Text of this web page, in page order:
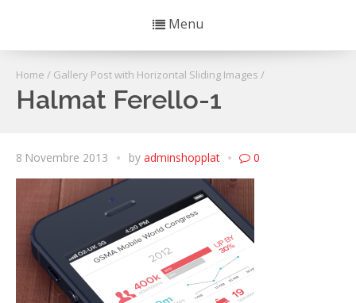
Menu
Home / Gallery Post with Horizontal Sliding Images /
Halmat Ferello-1
8 Novembre 2013 by adminshopplat 0